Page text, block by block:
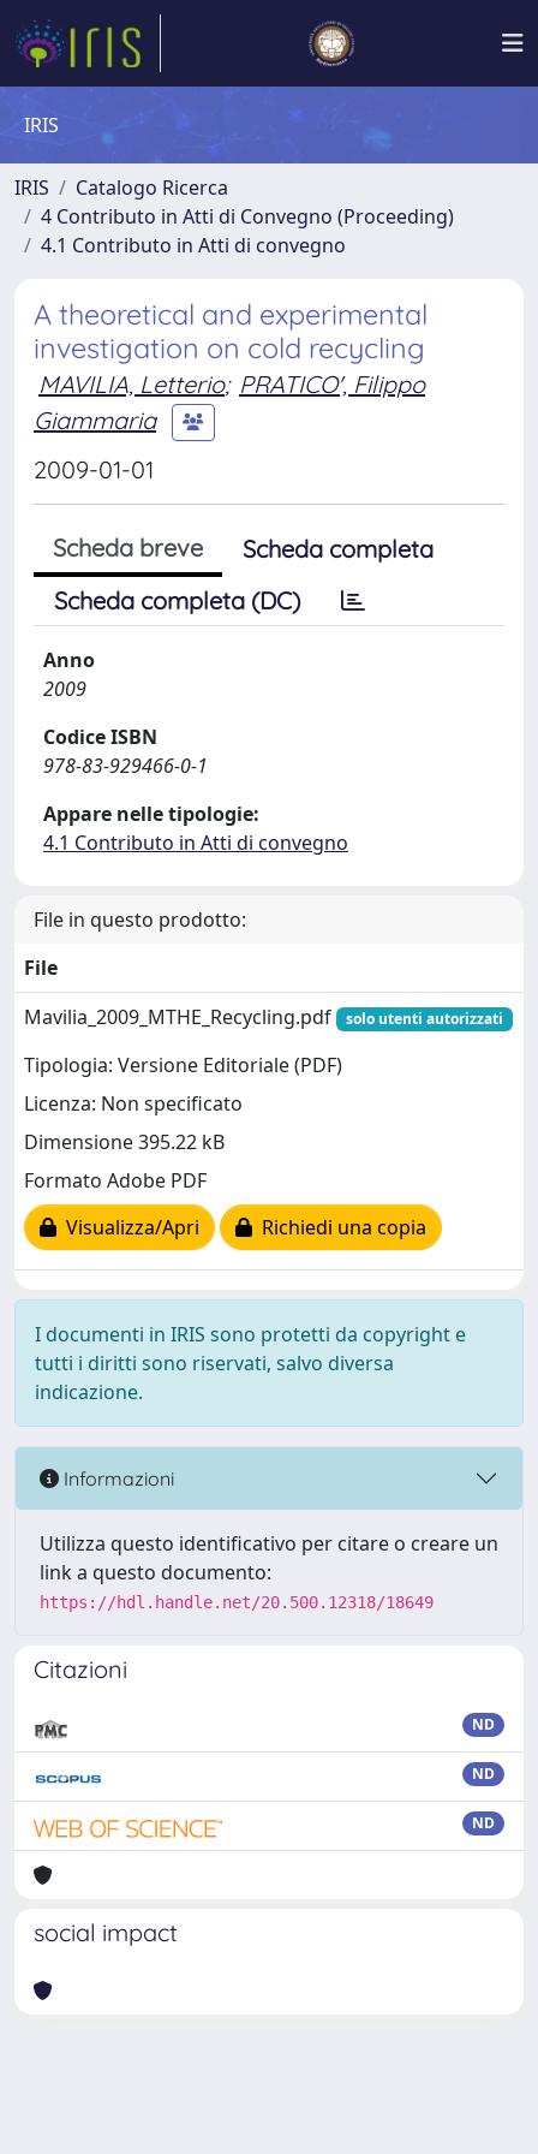
IRIS
IRIS
Catalogo Ricerca
4 Contributo in Atti di Convegno (Proceeding)
4.1 Contributo in Atti di convegno
A theoretical and experimental
investigation on cold recycling
MAVILIA, Letterio; PRATICO', Filippo
Giammaria
2009-01-01
Scheda breve
Scheda completa
Scheda completa (DC)
Anno
2009
Codice ISBN
978-83-929466-0-1
Appare nelle tipologie:
4.1 Contributo in Atti di convegno
File in questo prodotto:
File
Mavilia_2009_MTHE_Recycling.pdf
solo utenti autorizzati
Tipologia: Versione Editoriale (PDF)
Licenza: Non specificato
Dimensione 395.22 kB
Formato Adobe PDF
Visualizza/Apri
Richiedi una copia
I documenti in IRIS sono protetti da copyright e
tutti i diritti sono riservati, salvo diversa
indicazione.
Informazioni
Utilizza questo identificativo per citare o creare un
link a questo documento:
https://hdl.handle.net/20.500.12318/18649
Citazioni
ND
ND
ND
social impact